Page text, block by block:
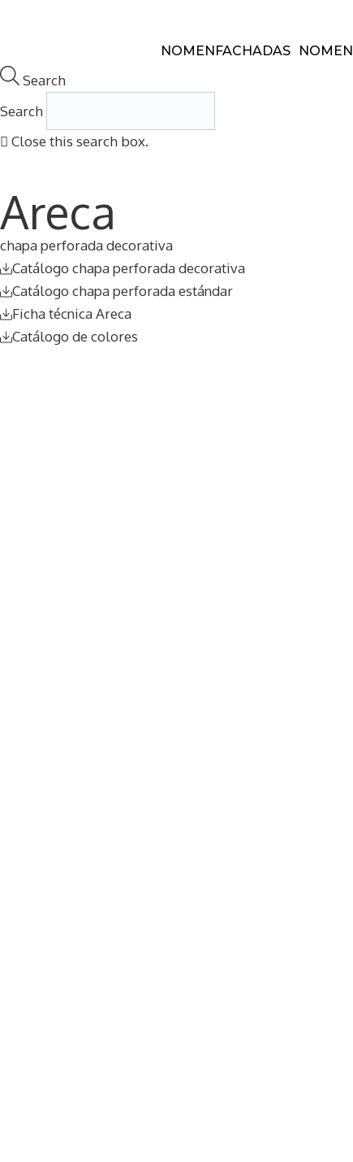
NOMENFACHADAS NOMEN
Search
Search
Close this search box.
Areca
chapa perforada decorativa
Catálogo chapa perforada decorativa
Catálogo chapa perforada estándar
Ficha técnica Areca
Catálogo de colores